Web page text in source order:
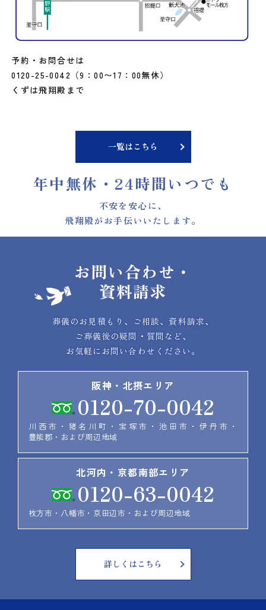
予約・お問合せは
0120-25-0042 （9：00〜17：00無休）
くずは飛翔殿まで
一覧はこちら
年中無休・ 24時間いつでも
不安を安心に、
飛翔殿がお手伝いいたします。
お問い合わせ・
資料請求
葬儀のお見積もり、ご相談、資料請求、
ご葬儀後の疑問・質問など、
お気軽にお問い合わせください。
阪神・北摂エリア
0120-70-0042
川西市・猪名川町・宝塚市・池田市・伊丹市・
豊能郡・および周辺地域
北河内・京都南部エリア
0120-63-0042
枚方市・八幡市・京田辺市・および周辺地域
詳しくはこちら